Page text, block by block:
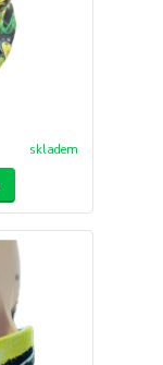
skladem